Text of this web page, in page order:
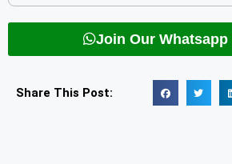
Join Our Whatsapp
Share This Post: